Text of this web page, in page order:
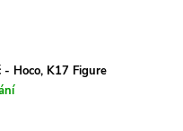
Hoco, K17 Figure